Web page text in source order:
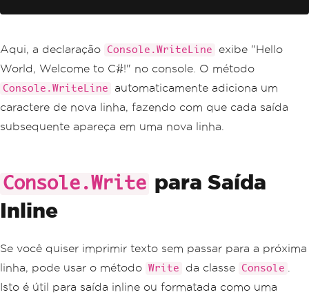
Aqui, a declaração Console.WriteLine
exibe "Hello
World, Welcome to C#!" no console. O método
Console.WriteLine
automaticamente adiciona um
caractere de nova linha, fazendo com que cada saída
subsequente apareça em uma nova linha.
Console.Write para Saída
Inline
Se você quiser imprimir texto sem passar para a próxima
linha, pode usar o método Write da classe Console
Isto é útil para saída inline ou formatada como uma